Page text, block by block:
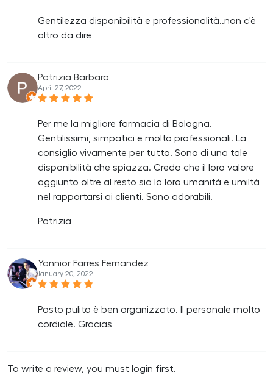
Gentilezza disponibilità e professionalità..non c'è
altro da dire
Patrizia Barbaro
April 27, 2022
Per me la migliore farmacia di Bologna.
Gentilissimi, simpatici e molto professionali. La
consiglio vivamente per tutto. Sono di una tale
disponibilità che spiazza. Credo che il loro valore
aggiunto oltre al resto sia la loro umanità e umiltà
nel rapportarsi ai clienti. Sono adorabili.
Patrizia
Yannior Farres Fernandez
January 20, 2022
Posto pulito è ben organizzato. Il personale molto
cordiale. Gracias
To write a review, you must login first.